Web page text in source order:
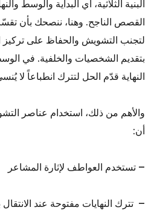
البنية الثلاثية، أي البداية والوسط
القصص الناجح. وهنا، ننصحك بأن
لتجنب التشويش والحفاظ على تركيز
بتقديم الشخصيات والخلفية. في
النهاية قدّم الحل لتترك انطباعاً لا
والأهم من ذلك، استخدام عناصر
أن:
– تستخدم العواطف لإثارة المشاعر
– تترك النهايات مفتوحة عند